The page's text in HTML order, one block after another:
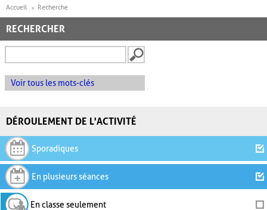
Accueil Recherche
RECHERCHER
Voir tous les mots-clés
DÉROULEMENT DE L'ACTIVITÉ
Sporadiques
En plusieurs séances
En classe seulement